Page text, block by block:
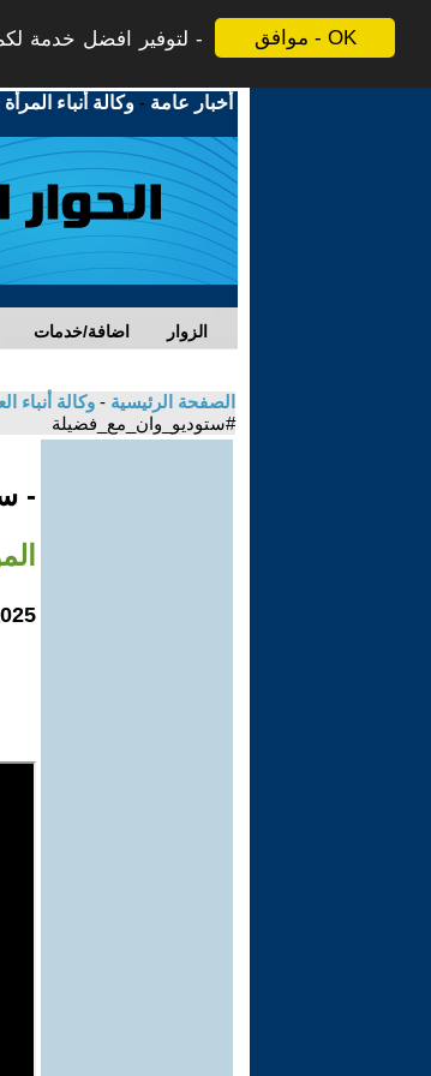
موافق - OK
لتوفير افضل خدمة
أخبار عامة -وكالة أنباء المرأة
اضافة/خدمات الزوار
الصفحة الرئيسية - وكالة أنباء
#ستوديو_وان_مع_فضيلة
-
/ 8 / 27